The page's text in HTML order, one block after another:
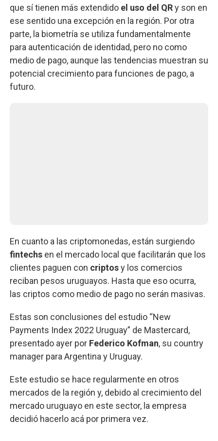
que sí tienen más extendido el uso del QRy son en
ese sentido una excepción en la región. Por otra
parte, la biometría se utiliza fundamentalmente
para autenticación de identidad, pero no como
medio de pago, aunque las tendencias muestran su
potencial crecimiento para funciones de pago, a
futuro.
En cuanto a las criptomonedas, están surgiendo
fintechs en el mercado local que facilitarán que los
clientes paguen con criptosy los comercios
reciban pesos uruguayos. Hasta que eso ocurra,
las criptos como medio de pago no serán masivas.
Estas son conclusiones del estudio “New
Payments Index 2022 Uruguay” de Mastercard,
presentado ayer por Federico Kofman, su country
manager para Argentina y Uruguay.
Este estudio se hace regularmente en otros
mercados de la región y, debido al crecimiento del
mercado uruguayo en este sector, la empresa
decidió hacerlo acá por primera vez.